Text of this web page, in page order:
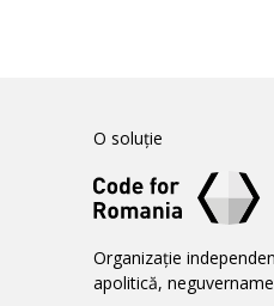
O soluție
Organizație
apolitică,